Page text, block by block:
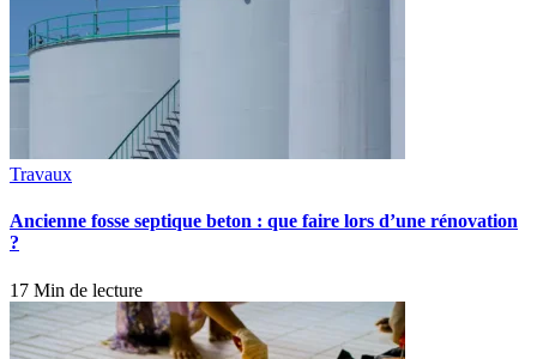
Travaux
Ancienne fosse septique beton : que faire lors d’une rénovation
?
17 Min de lecture